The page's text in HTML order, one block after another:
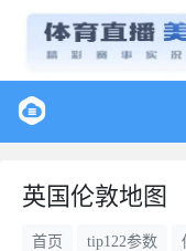
英国伦敦地图
首页 tip122参数